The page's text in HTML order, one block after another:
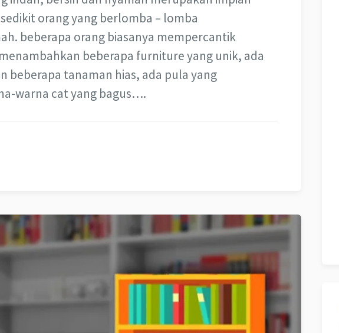
orang yang berlomba – lomba
beberapa orang biasanya mempercantik
beberapa furniture yang unik, ada
beberapa tanaman hias, ada pula yang
warna cat yang bagus….